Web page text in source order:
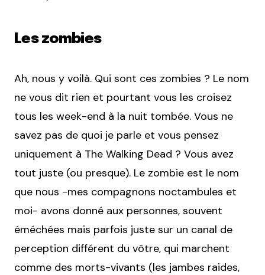
Les zombies
Ah, nous y voilà. Qui sont ces zombies ? Le nom
ne vous dit rien et pourtant vous les croisez
tous les week-end à la nuit tombée. Vous ne
savez pas de quoi je parle et vous pensez
uniquement à The Walking Dead ? Vous avez
tout juste (ou presque). Le zombie est le nom
que nous -mes compagnons noctambules et
moi- avons donné aux personnes, souvent
éméchées mais parfois juste sur un canal de
perception différent du vôtre, qui marchent
comme des morts-vivants (les jambes raides,